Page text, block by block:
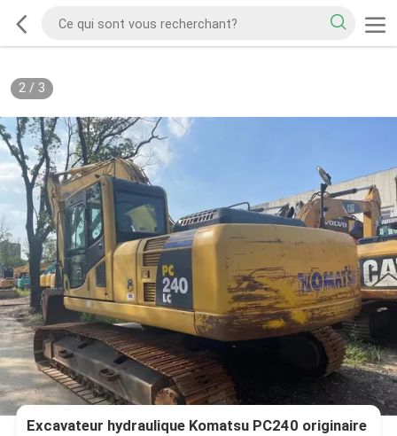
2/ 3
Excavateur hydraulique Komatsu PC240 originaire